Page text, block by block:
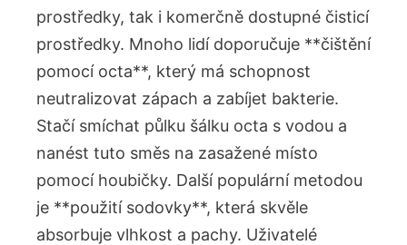
prostředky, tak i komerčně dostupné čisticí
prostředky. Mnoho lidí doporučuje **čištění
pomocí octa**, který má schopnost
neutralizovat zápach a zabíjet bakterie.
Stačí smíchat půlku šálku octa s vodou a
nanést tuto směs na zasažené místo
pomocí houbičky. Další populární metodou
je **použití sodovky**, která skvěle
absorbuje vlhkost a pachy. Uživatelé